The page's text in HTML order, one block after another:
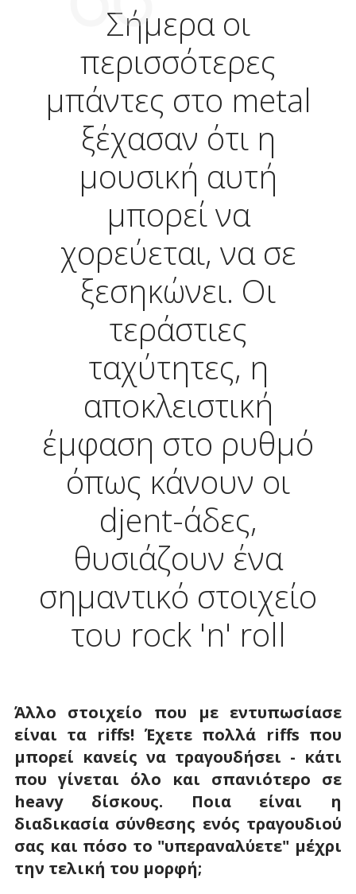
Σήμερα οι
περισσότερες
μπάντες στο metal
ξέχασαν ότι η
μουσική αυτή
μπορεί να
χορεύεται, να σε
ξεσηκώνει. Οι
τεράστιες
ταχύτητες, η
αποκλειστική
έμφαση στο ρυθμό
όπως κάνουν οι
djent-άδες,
θυσιάζουν ένα
σημαντικό στοιχείο
του rock 'n' roll
Άλλο στοιχείο που με εντυπωσίασε
είναι τα riffs! Έχετε πολλά riffs που
μπορεί κανείς να τραγουδήσει - κάτι
που γίνεται όλο και σπανιότερο σε
heavy δίσκους. Ποια είναι η
διαδικασία σύνθεσης ενός τραγουδιού
σας και πόσο το "υπεραναλύετε" μέχρι
την τελική του μορφή;